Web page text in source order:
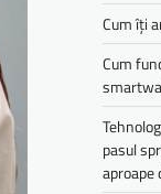
Cum îți
Cum
pasul
aproape